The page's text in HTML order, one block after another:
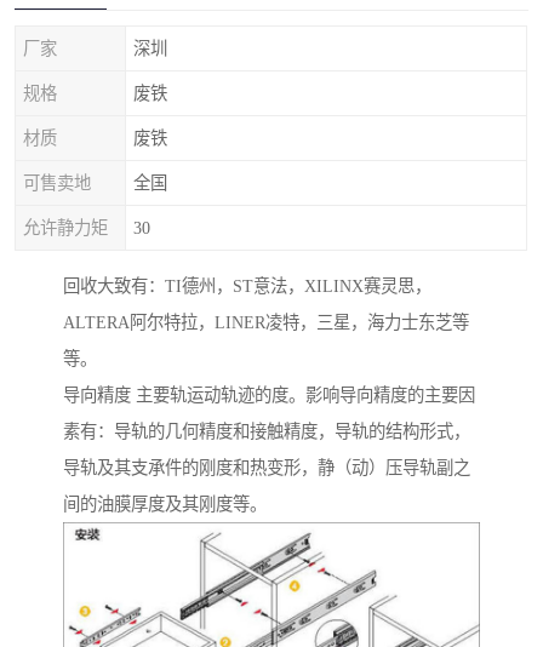
厂家 深圳
规格 废铁
材质 废铁
可售卖地 全国
允许静力矩 30
回收大致有：TI德州，ST意法，XILINX赛灵思，
ALTERA阿尔特拉，LINER凌特，三星，海力士东芝等
等。
导向精度 主要轨运动轨迹的度。影响导向精度的主要因
素有：导轨的几何精度和接触精度，导轨的结构形式，
导轨及其支承件的刚度和热变形，静（动）压导轨副之
间的油膜厚度及其刚度等。